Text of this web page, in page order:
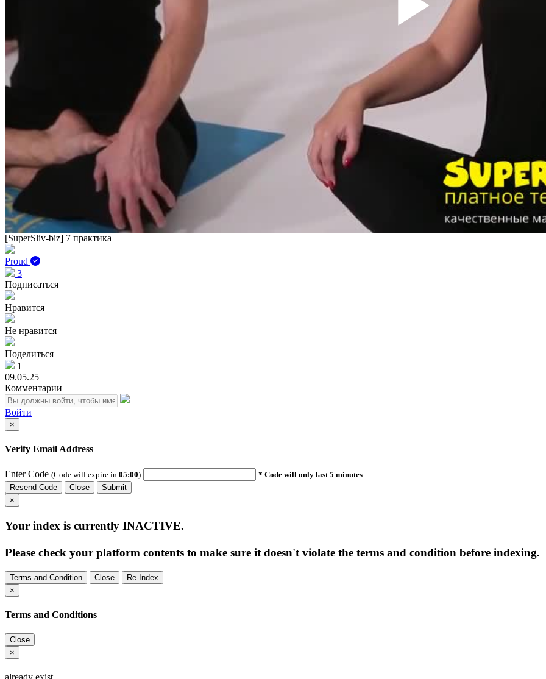
Play
[SuperSliv-biz] 7 практика
Proud
3
Подписаться
Нравится
Не нравится
Поделиться
1
09.05.25
Комментарии
Войти
×
Verify Email Address
Enter Code (Code will expire in 05:00)
* Code will only last 5 minutes
Resend Code
Close
Submit
×
Your index is currently INACTIVE.
Please check your platform contents to make sure it doesn't violate the terms and condition before indexing.
Terms and Condition Close
Re-Index
×
Terms and Conditions
Close
×